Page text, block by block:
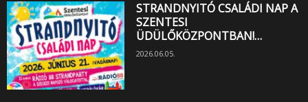
STRANDNYITÓ CSALÁDI NAP A
SZENTESI
ÜDÜLŐKÖZPONTBAN!…
2026.06.05.